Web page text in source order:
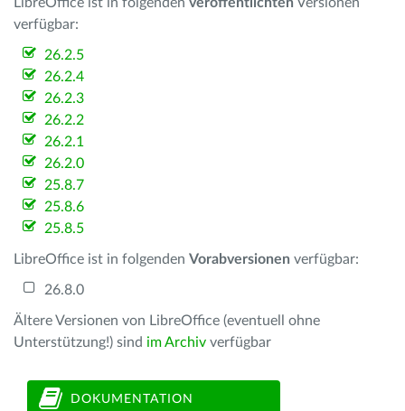
verfügbar:
26.2.5
26.2.4
26.2.3
26.2.2
26.2.1
26.2.0
25.8.7
25.8.6
25.8.5
LibreOffice ist in folgenden Vorabversionen verfügbar:
26.8.0
Ältere Versionen von LibreOffice (eventuell ohne
Unterstützung!) sind im Archiv verfügbar
DOKUMENTATION